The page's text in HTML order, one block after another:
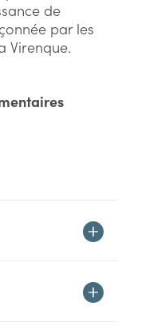
de
par les
Virenque.